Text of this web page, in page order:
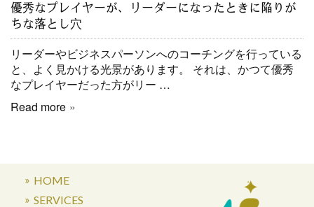
優秀なプレイヤーが、リーダーになったときに陥りが
ちな落とし穴
リーダーやビジネスパーソンへのコーチングを行っている
と、よく見かける光景があります。 それは、かつて優秀
なプレイヤーだった方がリー …
Read more
HOME
SERVICES